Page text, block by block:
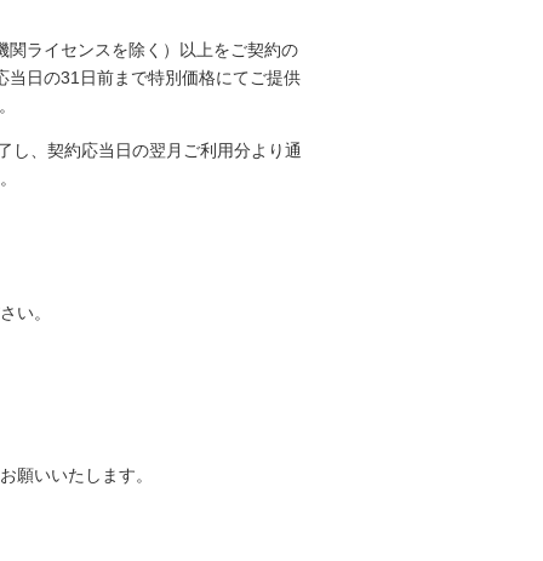
ライセンスを除く）以上をご契約の
当日の31日前まで特別価格にてご提供
し、契約応当日の翌月ご利用分より通
い。
願いいたします。